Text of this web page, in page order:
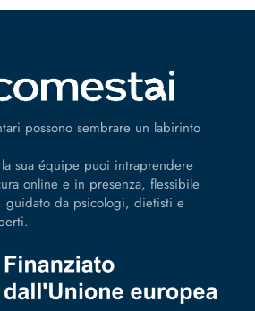
possono sembrare un labirinto
sua équipe puoi intraprendere
online e in presenza, flessibile
guidato da psicologi, dietisti e